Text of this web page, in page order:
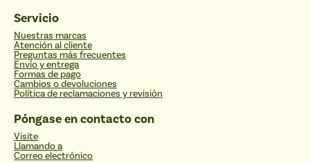
Servicio
Nuestras marcas
Atención al cliente
Preguntas más frecuentes
Envío y entrega
Formas de pago
Cambios o devoluciones
Política de reclamaciones y revisión
Póngase en contacto con
Visite
Llamando a
Correo electrónico